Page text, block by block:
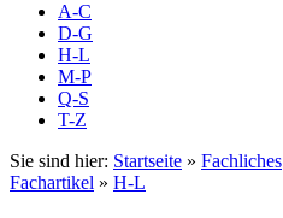
A-C
D-G
H-L
M-P
Q-S
T-Z
Sie sind hier: Startseite » Fachliches
Fachartikel » H-L